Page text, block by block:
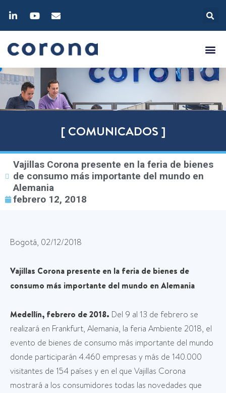
[ COMUNICADOS ]
Vajillas Corona presente en la feria de bienes
de consumo más importante del mundo en
Alemania
febrero 12, 2018
Bogotá, 02/12/2018
Vajillas Corona presente en la feria de bienes de
consumo más importante del mundo en Alemania
Medellín, febrero de 2018. Del 9 al 13 de febrero se
realizará en Frankfurt, Alemania, la feria Ambiente 2018, el
evento de bienes de consumo más importante del mundo
donde participarán 4.460 empresas y más de 140.000
visitantes de 154 países y en el que Vajillas Corona
mostrará a los consumidores todas las novedades que